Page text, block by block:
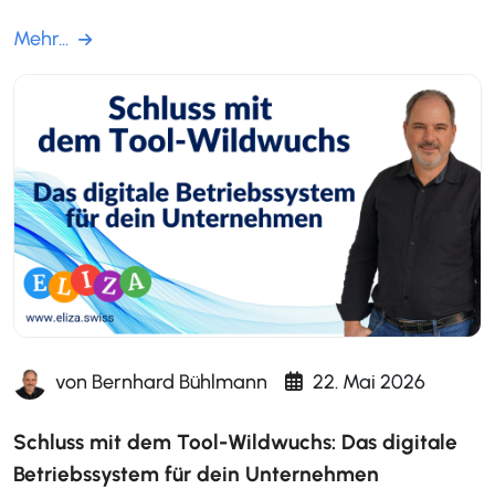
Mehr...
von Bernhard Bühlmann 22. Mai 2026
Schluss mit dem Tool-Wildwuchs: Das digitale
Betriebssystem für dein Unternehmen